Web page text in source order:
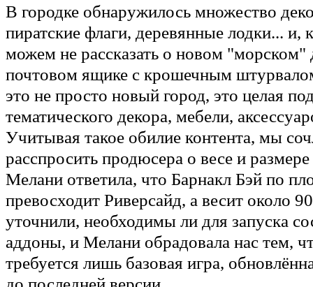
В городке обнаружилось множество
пиратские флаги, деревянные лодки... и,
можем не рассказать о новом "морском"
почтовом ящике с крошечным
это не просто новый город, это целая
тематического декора, мебели,
Учитывая такое обилие контента, мы
расспросить продюсера о весе и
Мелани ответила, что Барнакл Бэй по
превосходит Риверсайд, а весит около
уточнили, необходимы ли для запуска
аддоны, и Мелани обрадовала нас тем,
требуется лишь базовая игра,